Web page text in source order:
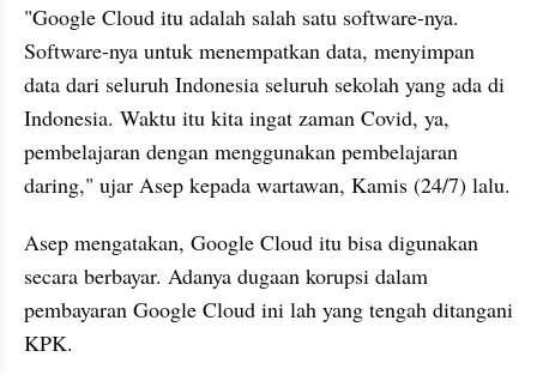
"Google Cloud itu adalah salah satu software-nya.
Software-nya untuk menempatkan data, menyimpan
data dari seluruh Indonesia seluruh sekolah yang ada di
Indonesia. Waktu itu kita ingat zaman Covid, ya,
pembelajaran dengan menggunakan pembelajaran
daring," ujar Asep kepada wartawan, Kamis (24/7) lalu.
Asep mengatakan, Google Cloud itu bisa digunakan
secara berbayar. Adanya dugaan korupsi dalam
pembayaran Google Cloud ini lah yang tengah ditangani
KPK.